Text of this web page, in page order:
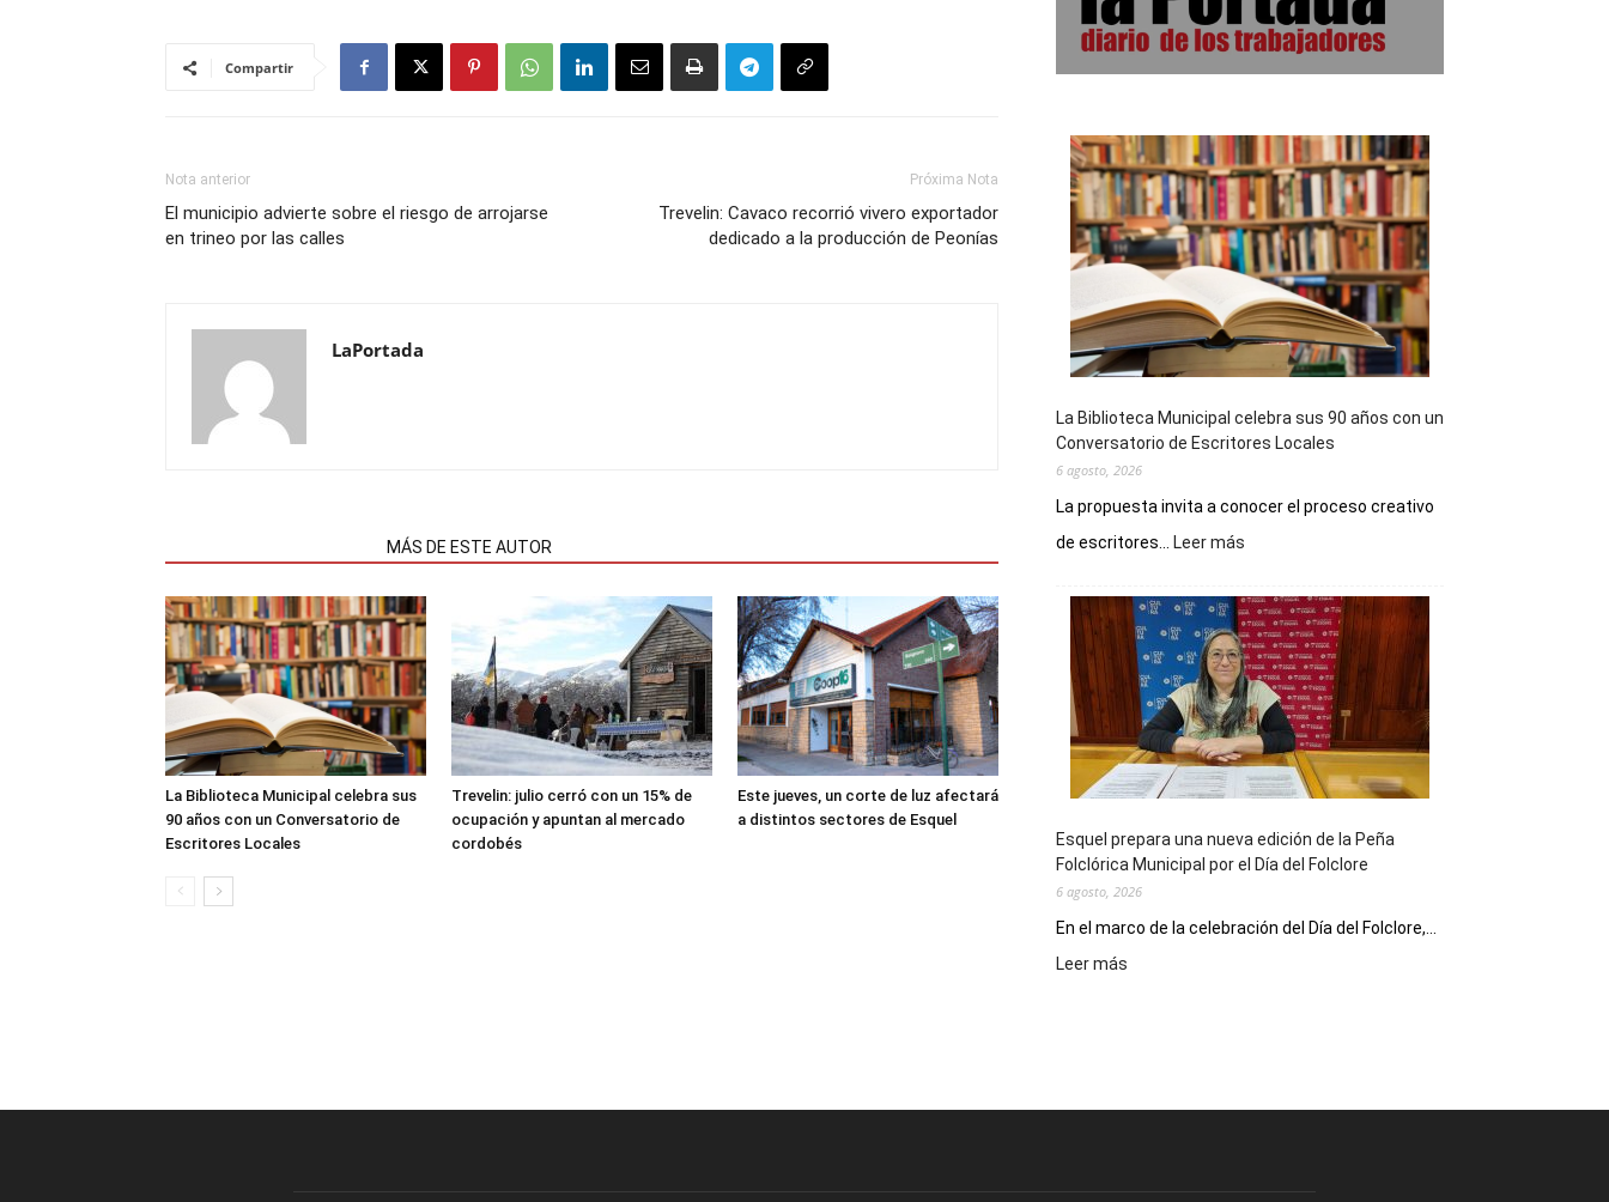
Compartir
Nota anterior
El municipio advierte sobre el riesgo de arrojarse
en trineo por las calles
Próxima Nota
Trevelin: Cavaco recorrió vivero exportador
dedicado a la producción de Peonías
LaPortada
MÁS DE ESTE AUTOR
La Biblioteca Municipal celebra sus
90 años con un Conversatorio de
Escritores Locales
Trevelin: julio cerró con un 15% de
ocupación y apuntan al mercado
cordobés
Este jueves, un corte de luz afectará
a distintos sectores de Esquel
La Biblioteca Municipal celebra sus 90 años con un
Conversatorio de Escritores Locales
6 agosto, 2026
La propuesta invita a conocer el proceso creativo
de escritores...
Leer más
Municipal
celebra
sus
90
años
con
un
Conversatorio
Escritores
Locales
Esquel prepara una nueva edición de la Peña
Folclórica Municipal por el Día del Folclore
6 agosto, 2026
En el marco de la celebración del Día del Folclore,...
Leer más
de